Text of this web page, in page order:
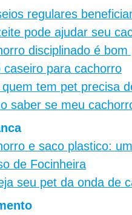
regulares
pode ajudar seu
disciplinado é
caseiro para cachorro
quem tem pet precisa
saber se meu
e saco plastico:
de Focinheira
seu pet da onda de